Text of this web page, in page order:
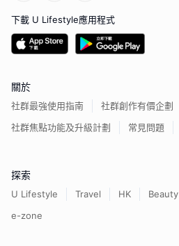
下載 U Lifestyle應用程式
關於
社群最強使用指南
社群創作有價企劃
社群焦點功能及升級計劃
常見問題
探索
U Lifestyle Travel HK Beauty
e-zone